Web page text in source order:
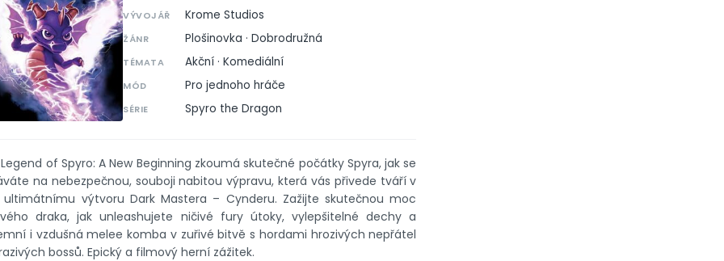
VÝVOJÁŘ Krome Studios
ŽÁNR Plošinovka · Dobrodružná
TÉMATA Akční · Komediální
MÓD Pro jednoho hráče
SÉRIE Spyro the Dragon
of Spyro: A New Beginning zkoumá skutečné počátky Spyra, jak se
na nebezpečnou, souboji nabitou výpravu, která vás přivede tváří v
výtvoru Dark Mastera – Cynderu. Zažijte skutečnou moc
draka, jak unleashujete ničivé fury útoky, vylepšitelné dechy a
i vzdušná melee komba v zuřivé bitvě s hordami hrozivých nepřátel
bossů. Epický a filmový herní zážitek.